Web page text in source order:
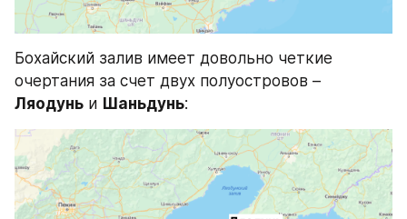
Бохайский залив имеет довольно четкие
Ляодунь и Шаньдунь: